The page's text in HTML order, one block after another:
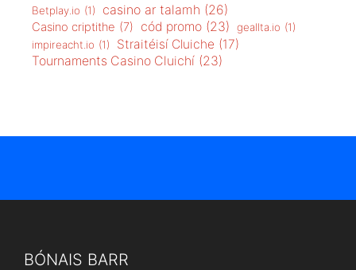
Betplay.io (1) casino ar talamh (26)
Casino criptithe (7) cód promo (23) geallta.io (1)
impireacht.io (1) Straitéisí Cluiche (17)
Tournaments Casino Cluichí (23)
BÓNAIS BARR